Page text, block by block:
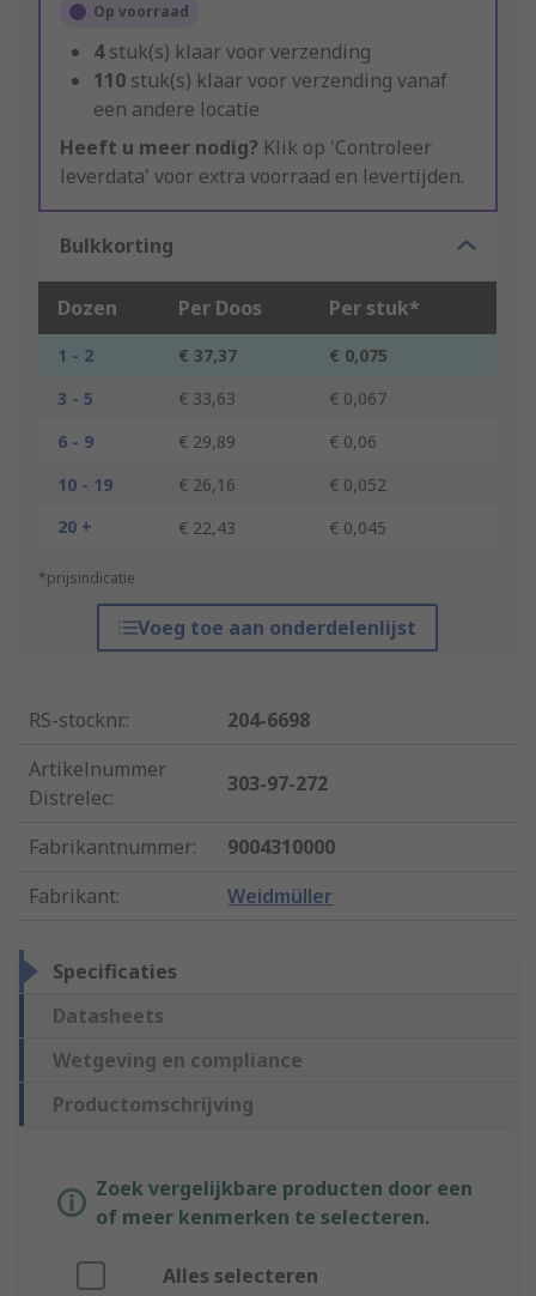
Op voorraad
4stuk(s) klaar voor verzending
110 stuk(s) klaar voor verzending vanaf
een andere locatie
Heeft u meer nodig? Klik op 'Controleer
leverdata' voor extra voorraad en levertijden.
Bulkkorting
Dozen Per Doos Per stuk*
1 - 2 € 37,37
€ 0,075
3 - 5
€ 33,63
€ 0,067
6 - 9
€ 29,89
€ 0,06
10 - 19
€ 26,16
€ 0,052
20 +
€ 22,43 € 0,045
*prijsindicatie
Voeg toe aan onderdelenlijst
RS-stocknr.:
204-6698
Artikelnummer
Distrelec:
303-97-272
Fabrikantnummer:
9004310000
Fabrikant: Weidmüller
Specificaties
Datasheets
Wetgeving en compliance
Productomschrijving
Zoek vergelijkbare producten door een
of meer kenmerken te selecteren.
Alles selecteren